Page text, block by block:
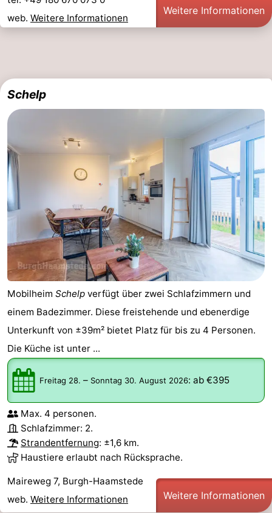
web. Weitere Informationen
Weitere Informationen
Schelp
Mobilheim Schelp verfügt über zwei Schlafzimmern und
einem Badezimmer. Diese freistehende und ebenerdige
Unterkunft von ±39m² bietet Platz für bis zu 4 Personen.
Die Küche ist unter ...
Freitag 28. – Sonntag 30. August 2026: ab €395
Max. 4 personen.
Schlafzimmer: 2.
Strandentfernung: ±1,6 km.
Haustiere erlaubt nach Rücksprache.
Maireweg 7, Burgh-Haamstede
web. Weitere Informationen Weitere Informationen